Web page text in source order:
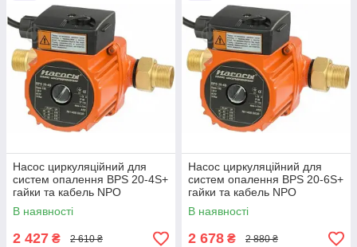
Насос циркуляційний для
систем опалення BPS 20-4S+
гайки та кабель NPO
В наявності
2 427 ₴ 2 610 ₴
Насос циркуляційний для
систем опалення BPS 20-6S+
гайки та кабель NPO
В наявності
2 678 ₴ 2 880 ₴